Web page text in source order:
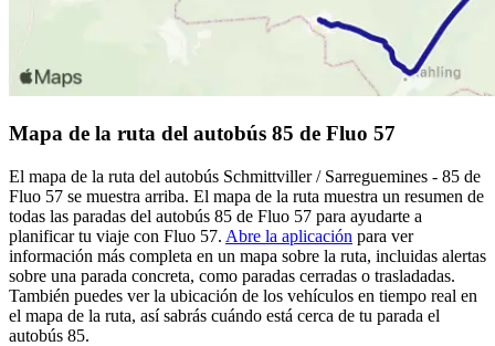
Mapa de la ruta del autobús 85 de Fluo 57
El mapa de la ruta del autobús Schmittviller / Sarreguemines - 85 de
Fluo 57 se muestra arriba. El mapa de la ruta muestra un resumen de
todas las paradas del autobús 85 de Fluo 57 para ayudarte a
planificar tu viaje con Fluo 57. Abre la aplicación para ver
información más completa en un mapa sobre la ruta, incluidas alertas
sobre una parada concreta, como paradas cerradas o trasladadas.
También puedes ver la ubicación de los vehículos en tiempo real en
el mapa de la ruta, así sabrás cuándo está cerca de tu parada el
autobús 85.